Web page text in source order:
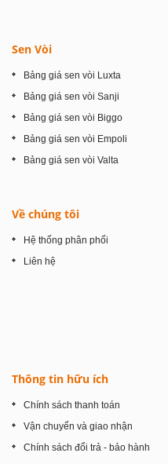
Sen Vòi
Bảng giá sen vòi Luxta
Bảng giá sen vòi Sanji
Bảng giá sen vòi Biggo
Bảng giá sen vòi Empoli
Bảng giá sen vòi Valta
Về chúng tôi
Hệ thống phân phối
Liên hệ
Thông tin hữu ích
Chính sách thanh toán
Vận chuyển và giao nhận
Chính sách đổi trả - bảo hành